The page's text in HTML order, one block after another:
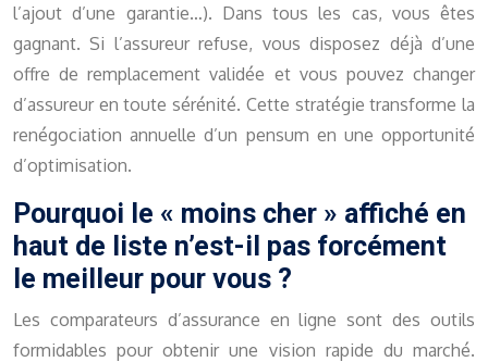
l’ajout d’une garantie…). Dans tous les cas, vous êtes
gagnant. Si l’assureur refuse, vous disposez déjà d’une
offre de remplacement validée et vous pouvez changer
d’assureur en toute sérénité. Cette stratégie transforme la
renégociation annuelle d’un pensum en une opportunité
d’optimisation.
Pourquoi le « moins cher » affiché en
haut de liste n’est-il pas forcément
le meilleur pour vous ?
Les comparateurs d’assurance en ligne sont des outils
formidables pour obtenir une vision rapide du marché.